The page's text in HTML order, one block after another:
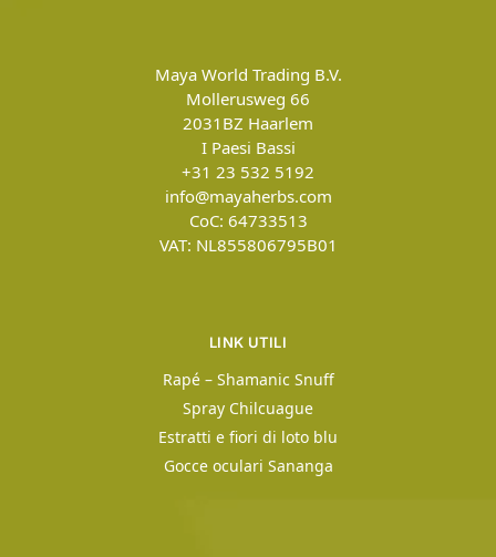
Maya World Trading B.V.
Mollerusweg 66
2031BZ Haarlem
I Paesi Bassi
+31 23 532 5192
info@mayaherbs.com
CoC: 64733513
VAT: NL855806795B01
LINK UTILI
Rapé – Shamanic Snuff
Spray Chilcuague
Estratti e fiori di loto blu
Gocce oculari Sananga